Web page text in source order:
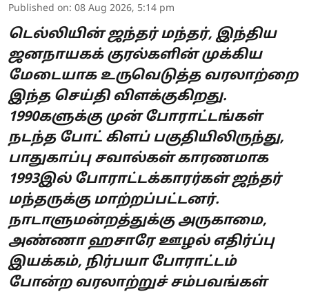
Published on: 08 Aug 2026, 5:14 pm
டெல்லியின் ஜந்தர் மந்தர், இந்திய
ஜனநாயகக் குரல்களின் முக்கிய
மேடையாக உருவெடுத்த வரலாற்றை
இந்த செய்தி விளக்குகிறது.
1990களுக்கு முன் போராட்டங்கள்
நடந்த போட் கிளப் பகுதியிலிருந்து,
பாதுகாப்பு சவால்கள் காரணமாக
1993இல் போராட்டக்காரர்கள் ஜந்தர்
மந்தருக்கு மாற்றப்பட்டனர்.
நாடாளுமன்றத்துக்கு அருகாமை,
அண்ணா ஹசாரே ஊழல் எதிர்ப்பு
இயக்கம், நிர்பயா போராட்டம்
போன்ற வரலாற்றுச் சம்பவங்கள்